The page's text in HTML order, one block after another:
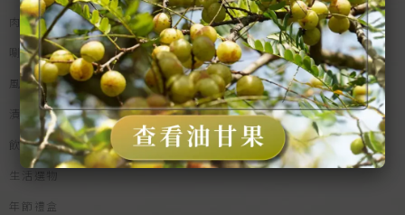
肉類食品
唰嘴零食
風味佐料
漬物乾貨
飲品沖調
生活選物
年節禮盒